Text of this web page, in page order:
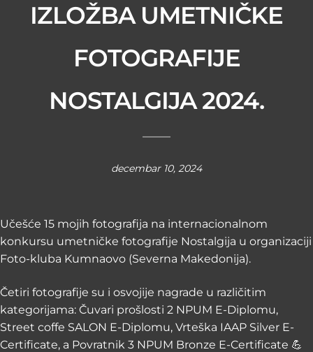
IZLOŽBA UMETNIČKE
FOTOGRAFIJE
NOSTALGIJA 2024.
decembar 10, 2024
Učešće 15 mojih fotografija na internacionalnom
konkursu umetničke fotografije Nostalgija u organizaciji
Foto-kluba Kumnaovo (Severna Makedonija).
Četiri fotografije su i osvojije nagrade u različitim
kategorijama: Čuvari prošlosti 2 NPUM E-Diplomu,
Street coffe SALON E-Diplomu, Vrteška IAAP Silver E-
Certificate, a Povratnik 3 NPUM Bronze E-Certificate 💪